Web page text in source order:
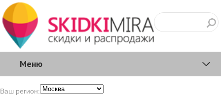
Меню
Ваш регион: